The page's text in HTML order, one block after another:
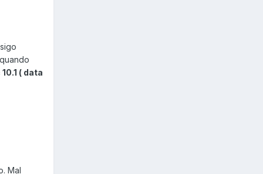
( data
Mal